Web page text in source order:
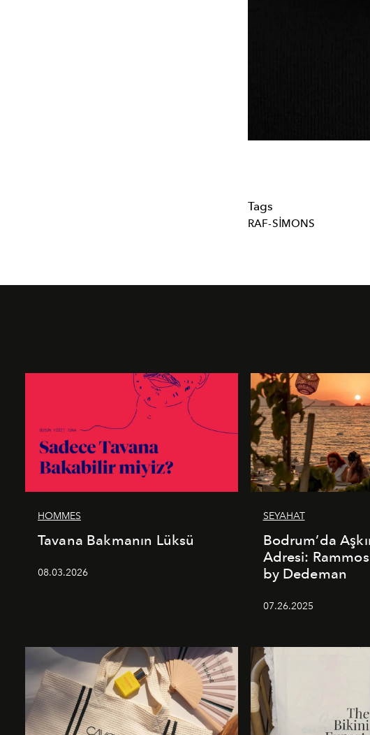
Tags
RAF-SIMONS
HOMMES
Tavana Bakmanın Lüksü
08.03.2026
SEYAHAT
Bodrum’da
Adresi:
by Dedeman
07.26.2025